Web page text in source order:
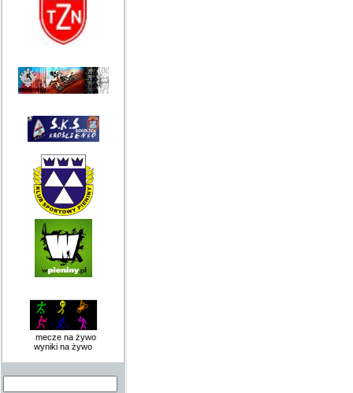
mecze na żywo
wyniki na żywo